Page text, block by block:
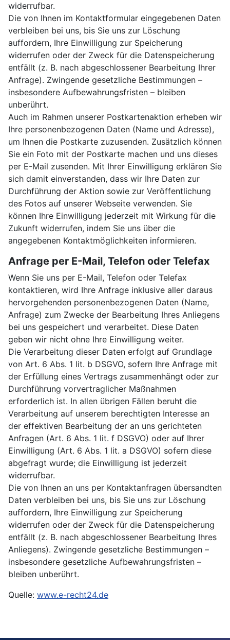
widerrufbar.
Die von Ihnen im Kontaktformular eingegebenen Daten
verbleiben bei uns, bis Sie uns zur Löschung
auffordern, Ihre Einwilligung zur Speicherung
widerrufen oder der Zweck für die Datenspeicherung
entfällt (z. B. nach abgeschlossener Bearbeitung Ihrer
Anfrage). Zwingende gesetzliche Bestimmungen –
insbesondere Aufbewahrungsfristen – bleiben
unberührt.
Auch im Rahmen unserer Postkartenaktion erheben wir
Ihre personenbezogenen Daten (Name und Adresse),
um Ihnen die Postkarte zuzusenden. Zusätzlich können
Sie ein Foto mit der Postkarte machen und uns dieses
per E-Mail zusenden. Mit Ihrer Einwilligung erklären Sie
sich damit einverstanden, dass wir Ihre Daten zur
Durchführung der Aktion sowie zur Veröffentlichung
des Fotos auf unserer Webseite verwenden. Sie
können Ihre Einwilligung jederzeit mit Wirkung für die
Zukunft widerrufen, indem Sie uns über die
angegebenen Kontaktmöglichkeiten informieren.
Anfrage per E-Mail, Telefon oder Telefax
Wenn Sie uns per E-Mail, Telefon oder Telefax
kontaktieren, wird Ihre Anfrage inklusive aller daraus
hervorgehenden personenbezogenen Daten (Name,
Anfrage) zum Zwecke der Bearbeitung Ihres Anliegens
bei uns gespeichert und verarbeitet. Diese Daten
geben wir nicht ohne Ihre Einwilligung weiter.
Die Verarbeitung dieser Daten erfolgt auf Grundlage
von Art. 6 Abs. 1 lit. b DSGVO, sofern Ihre Anfrage mit
der Erfüllung eines Vertrags zusammenhängt oder zur
Durchführung vorvertraglicher Maßnahmen
erforderlich ist. In allen übrigen Fällen beruht die
Verarbeitung auf unserem berechtigten Interesse an
der effektiven Bearbeitung der an uns gerichteten
Anfragen (Art. 6 Abs. 1 lit. f DSGVO) oder auf Ihrer
Einwilligung (Art. 6 Abs. 1 lit. a DSGVO) sofern diese
abgefragt wurde; die Einwilligung ist jederzeit
widerrufbar.
Die von Ihnen an uns per Kontaktanfragen übersandten
Daten verbleiben bei uns, bis Sie uns zur Löschung
auffordern, Ihre Einwilligung zur Speicherung
widerrufen oder der Zweck für die Datenspeicherung
entfällt (z. B. nach abgeschlossener Bearbeitung Ihres
Anliegens). Zwingende gesetzliche Bestimmungen –
insbesondere gesetzliche Aufbewahrungsfristen –
bleiben unberührt.
Quelle: www.e-recht24.de